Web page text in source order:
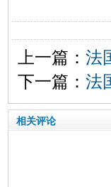
上一篇： 法
下一篇： 法
相关评论